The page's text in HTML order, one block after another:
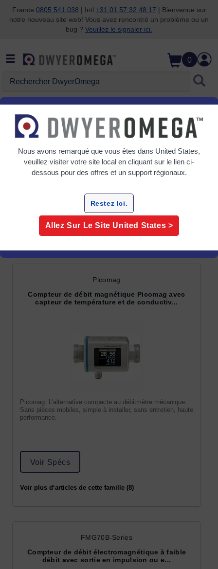
Passer à la recherche
Passer au contenu principal
Passer à la navigation
France 0805 541 038 | Intl +31 01 57 32 48 17 | Bienvenue sur
notre nouveau site web! Vous avez rencontré un problème ou un
bug ? Veuillez le signaler ici.
0
Accueil Couler
Instruments de mesure de débit
Débitmètres électromagnétiques
Débitmètres
Grille Tableau
Affiner
Picomag
Compteur de débit magnétique Picomag avec
capteur de température et de conductiv...
Picomag. L'alternative compacte au débitmètre mécanique.
Sans pièces mobiles, simple à installer, sans entretien, haute
performance.
Voir Spécs
Voir plus d‘articles de cette famille (8)
FMG70B-Series
Compteur de débit électromagnétique à faible
débit avec sortie en impulsion ou e...
Nous avons remarqué que vous êtes dans United States,
veuillez visiter votre site local en cliquant sur le lien ci-
dessous pour des offres et un support régionaux.
Restez Ici.
Allez Sur Le Site United States >